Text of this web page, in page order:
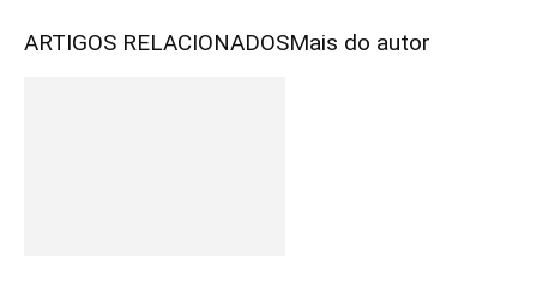
ARTIGOS RELACIONADOSMais do autor